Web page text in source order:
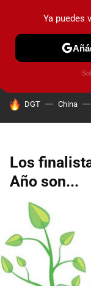
PRUEBAS
HOY SE HABLA DE
DGT China
Los
Año son...
Ya puedes